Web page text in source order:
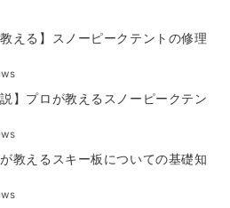
教える】スノーピークテントの修理
説】プロが教えるスノーピークテン
教えるスキー板についての基礎知